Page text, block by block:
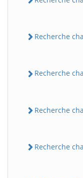
Recherche
Recherche
Recherche
Recherche